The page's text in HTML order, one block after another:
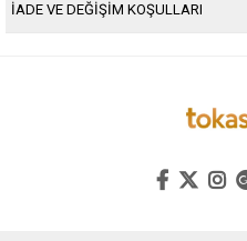
İADE VE DEĞİŞİM KOŞULLARI